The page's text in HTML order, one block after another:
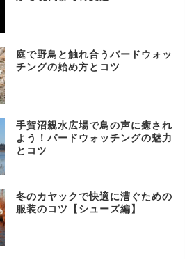
庭で野鳥と触れ合うバードウォッ
チングの始め方とコツ
手賀沼親水広場で鳥の声に癒され
よう！バードウォッチングの魅力
とコツ
冬のカヤックで快適に漕ぐための
服装のコツ【シューズ編】